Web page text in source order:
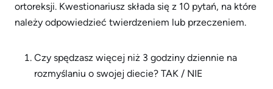
ortoreksji. Kwestionariusz składa się z 10 pytań, na które
należy odpowiedzieć twierdzeniem lub przeczeniem.
Czy spędzasz więcej niż 3 godziny dziennie na
rozmyślaniu o swojej diecie? TAK / NIE